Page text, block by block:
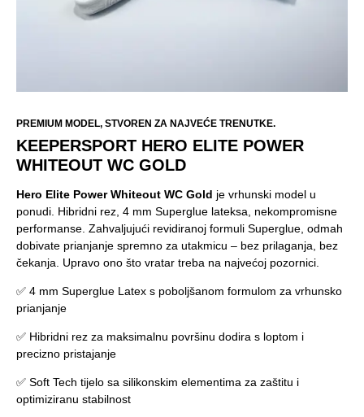
PREMIUM MODEL, STVOREN ZA NAJVEĆE TRENUTKE.
KEEPERSPORT HERO ELITE POWER
WHITEOUT WC GOLD
Hero Elite Power Whiteout WC Gold je vrhunski model u
ponudi. Hibridni rez, 4 mm Superglue lateksa, nekompromisne
performanse. Zahvaljujući revidiranoj formuli Superglue, odmah
dobivate prianjanje spremno za utakmicu – bez prilaganja, bez
čekanja. Upravo ono što vratar treba na najvećoj pozornici.
✅ 4 mm Superglue Latex s poboljšanom formulom za vrhunsko
prianjanje
✅ Hibridni rez za maksimalnu površinu dodira s loptom i
precizno pristajanje
✅ Soft Tech tijelo sa silikonskim elementima za zaštitu i
optimiziranu stabilnost